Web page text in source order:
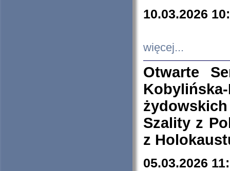
10.03.2026
więcej...
Otwarte
Szality z
z
05.03.2026